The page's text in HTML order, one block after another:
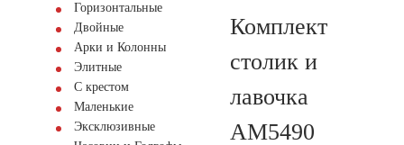
Горизонтальные
Двойные
Арки и Колонны
Элитные
С крестом
Маленькие
Эксклюзивные
Комплект
столик и
лавочка
AM5490